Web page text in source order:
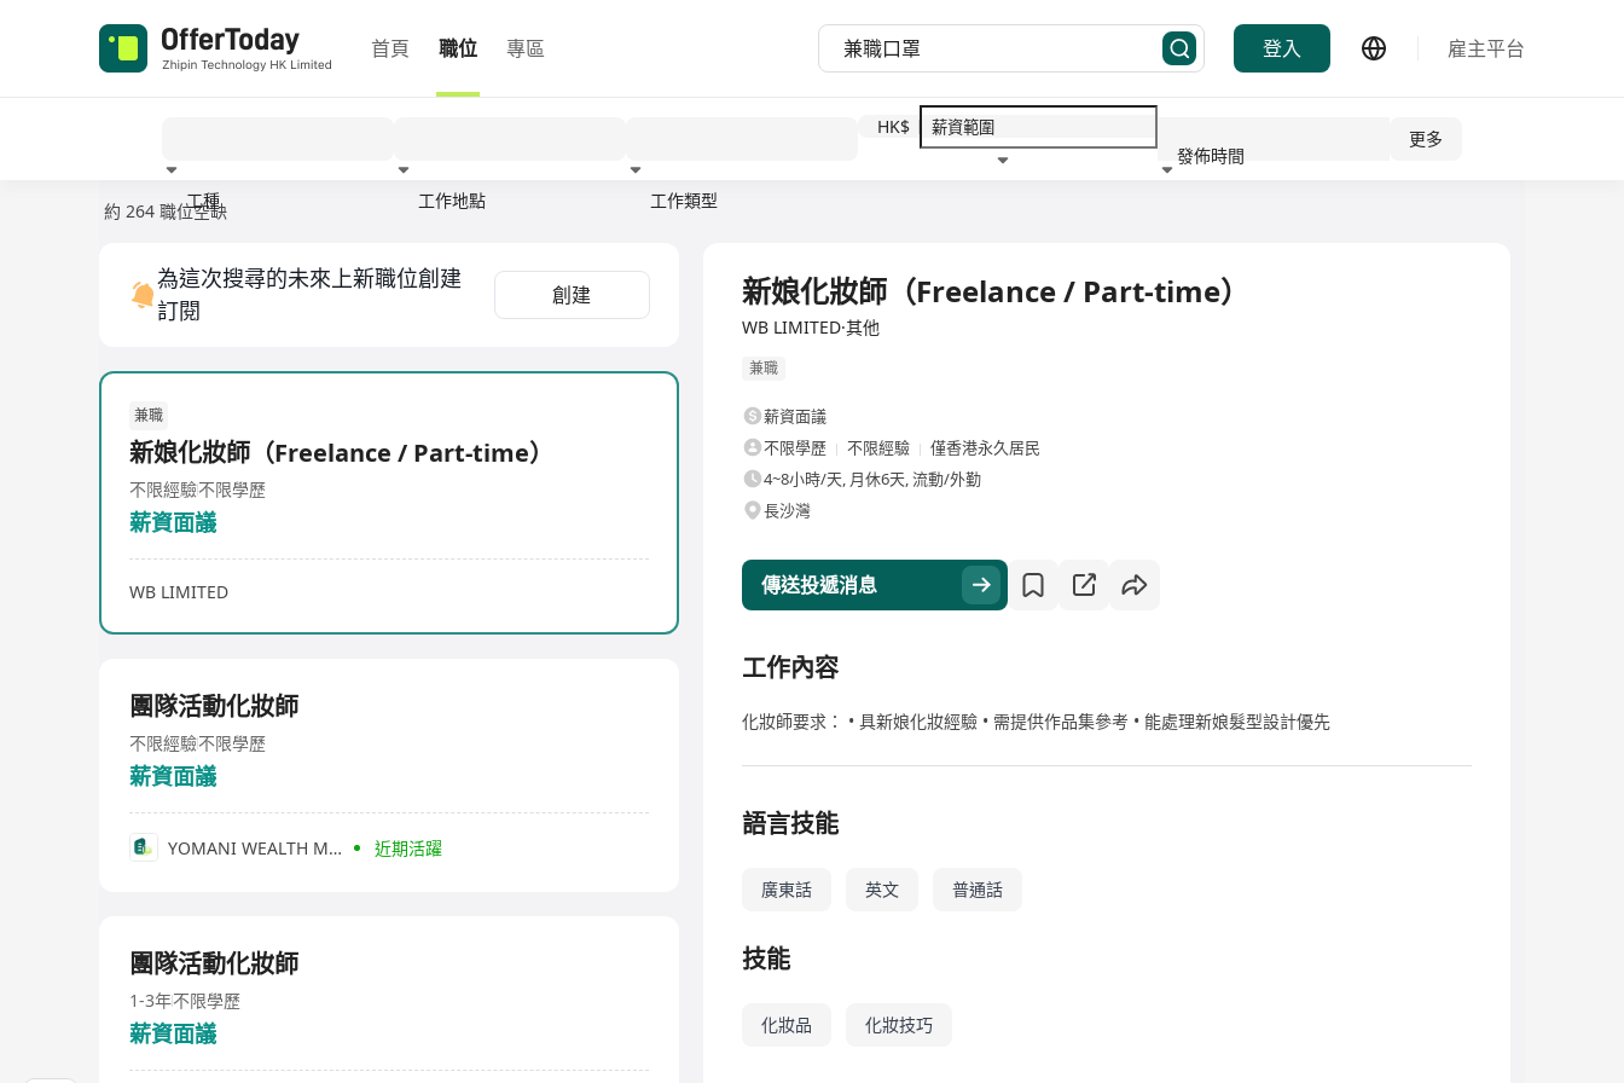
首頁 職位 專區 登入 雇主平台
工種 工作地點 工作類型
HK$
發佈時間
更多
約 264 職位空缺
為這次搜尋的未來上新職位創建
訂閱
創建
兼職
新娘化妝師（Freelance / Part-time）
不限經驗不限學歷
薪資面議
WB LIMITED
團隊活動化妝師
不限經驗不限學歷
薪資面議
YOMANI WEALTH MANAGEMENT & CO. 近期活躍
團隊活動化妝師
1-3年不限學歷
薪資面議
新娘化妝師（Freelance / Part-time）
WB LIMITED·其他
兼職
薪資面議
不限學歷
不限經驗
僅香港永久居民
4~8小時/天, 月休6天, 流動/外勤
長沙灣
傳送投遞消息
工作內容
化妝師要求： • 具新娘化妝經驗 • 需提供作品集參考 • 能處理新娘髮型設計優先
語言技能
廣東話 英文 普通話
技能
化妝品 化妝技巧